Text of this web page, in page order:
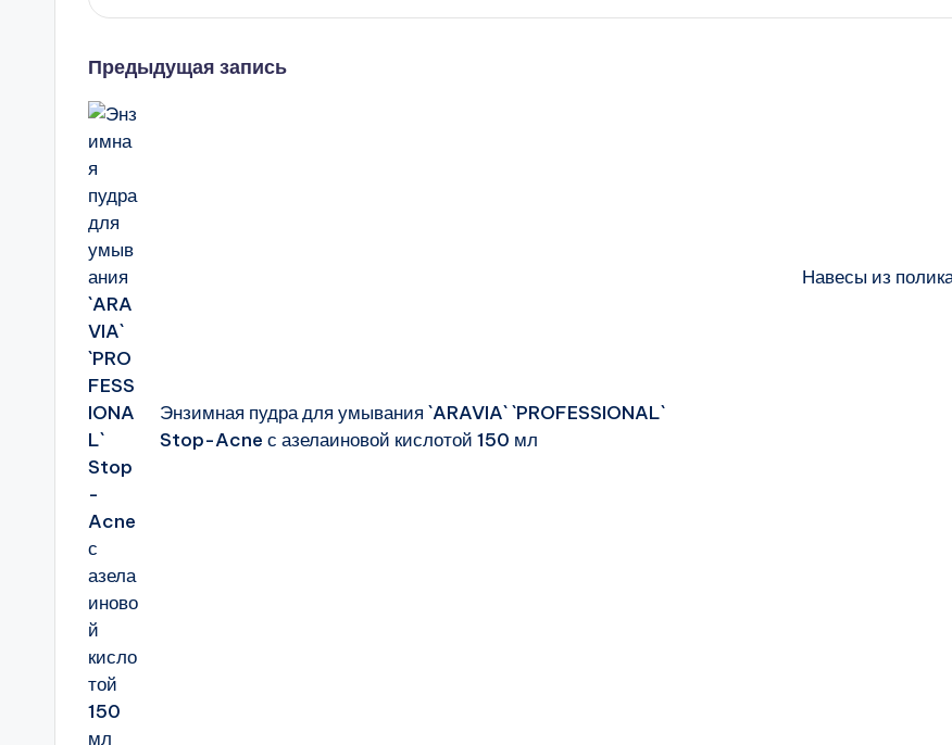
Навигация
записи
Предыдущая запись
Энзимная пудра для умывания `ARAVIA` `PROFESSIONAL`
Stop-Acne с азелаиновой кислотой 150 мл
Навесы из